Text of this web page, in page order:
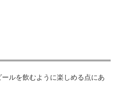
ルを飲むように楽しめる点にあ